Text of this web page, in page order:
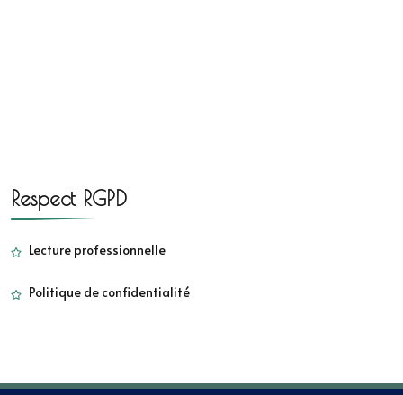
Respect RGPD
Lecture professionnelle
Politique de confidentialité